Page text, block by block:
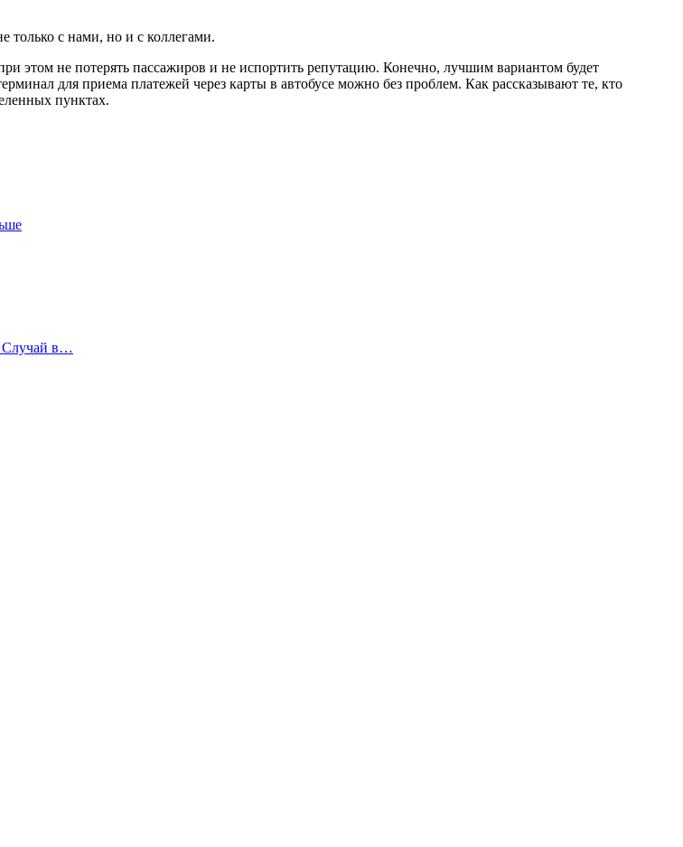
только с нами, но и с коллегами.
этом не потерять пассажиров и не испортить репутацию. Конечно, лучшим вариантом будет
для приема платежей через карты в автобусе можно без проблем. Как рассказывают те, кто
пунктах.
Случай в…